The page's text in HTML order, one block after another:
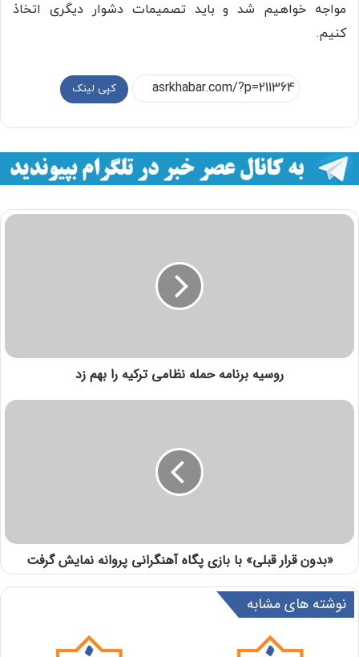
مواجه خواهیم شد و باید تصمیمات دشوار دیگری اتخاذ
کنیم.
کپی لینک
روسیه برنامه حمله نظامی ترکیه را بهم زد
«بدون قرار قبلی» با بازی پگاه آهنگرانی پروانه نمایش گرفت
نوشته های مشابه